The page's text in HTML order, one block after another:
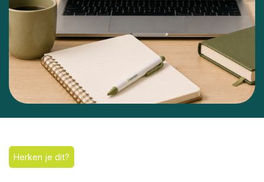
Herken je dit?